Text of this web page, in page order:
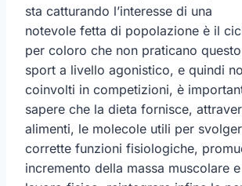
sta catturando l’interesse di una
notevole fetta di popolazione è il
per coloro che non praticano questo
sport a livello agonistico, e quindi
coinvolti in competizioni, è
sapere che la dieta fornisce,
alimenti, le molecole utili per
corrette funzioni fisiologiche,
incremento della massa muscolare